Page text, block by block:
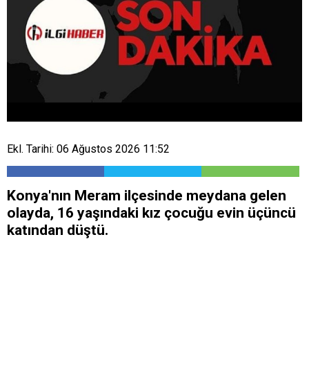
Ekl. Tarihi: 06 Ağustos 2026 11:52
​Konya'nın Meram ilçesinde meydana gelen
olayda, 16 yaşındaki kız çocuğu evin üçüncü
katından düştü.